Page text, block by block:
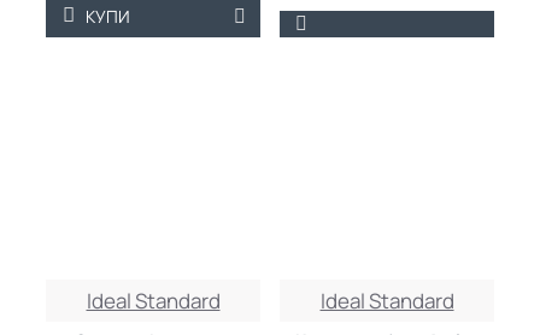
КУПИ
Ideal Standard Ideal Standard